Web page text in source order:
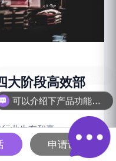
大阶段高效部
业生存和赢...
可以介绍下产品功能吗？
申请试用